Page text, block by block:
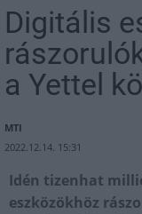
Digitális
a Yettel
MTI
2022.12.14. 15:31
Idén tizenhat
eszközökhöz